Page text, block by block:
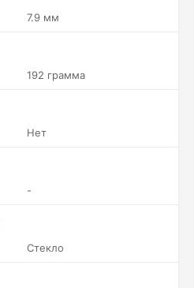
7.9 мм
192 грамма
Нет
-
Стекло